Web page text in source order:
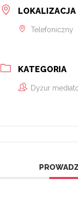
LOKALIZACJA
Telefoniczny
KATEGORIA
Dyżur